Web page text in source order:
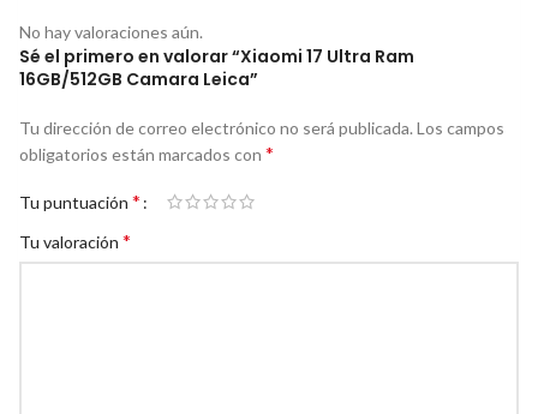
No hay valoraciones aún.
Sé el primero en valorar “Xiaomi 17 Ultra Ram
16GB/512GB Camara Leica”
Tu dirección de correo electrónico no será publicada.Los campos
obligatorios están marcados con *
Tu puntuación *
Tu valoración *